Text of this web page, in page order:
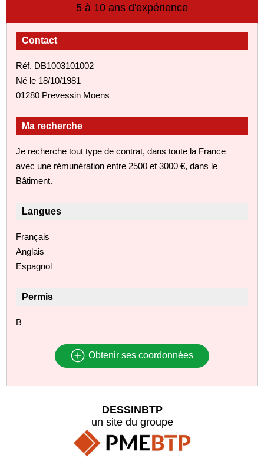
5 à 10 ans d'expérience
Contact
Réf. DB1003101002
Né le 18/10/1981
01280 Prevessin Moens
Ma recherche
Je recherche tout type de contrat, dans toute la France
avec une rémunération entre 2500 et 3000 €, dans le
Bâtiment.
Langues
Français
Anglais
Espagnol
Permis
B
Obtenir ses coordonnées
DESSINBTP
un site du groupe